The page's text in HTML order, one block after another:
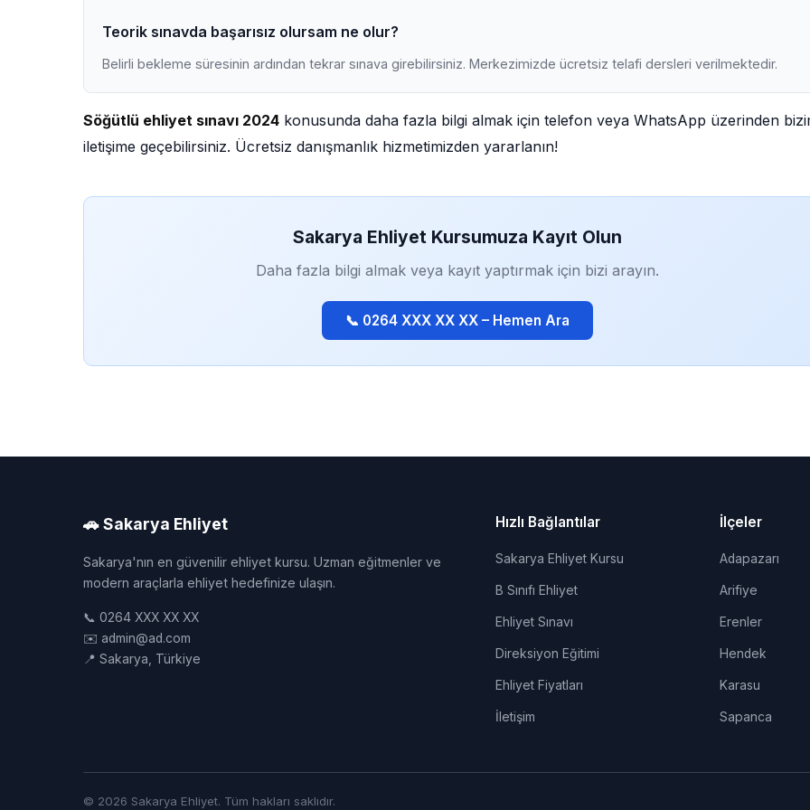
Teorik sınavda başarısız olursam ne olur?
Belirli bekleme süresinin ardından tekrar sınava girebilirsiniz. Merkezimizde ücretsiz telafi dersleri verilmektedir.
Söğütlü ehliyet sınavı 2024 konusunda daha fazla bilgi almak için telefon veya WhatsApp üzerinden
iletişime geçebilirsiniz. Ücretsiz danışmanlık hizmetimizden yararlanın!
Sakarya Ehliyet Kursumuza Kayıt Olun
Daha fazla bilgi almak veya kayıt yaptırmak için bizi arayın.
📞 0264 XXX XX XX – Hemen Ara
🚗 Sakarya Ehliyet
Sakarya'nın en güvenilir ehliyet kursu. Uzman eğitmenler ve
modern araçlarla ehliyet hedefinize ulaşın.
📞 0264 XXX XX XX
✉️ admin@ad.com
📍 Sakarya, Türkiye
Hızlı Bağlantılar
Sakarya Ehliyet Kursu
B Sınıfı Ehliyet
Ehliyet Sınavı
Direksiyon Eğitimi
Ehliyet Fiyatları
İletişim
İlçeler
Adapazarı
Arifiye
Erenler
Hendek
Karasu
Sapanca
© 2026 Sakarya Ehliyet. Tüm hakları saklıdır.